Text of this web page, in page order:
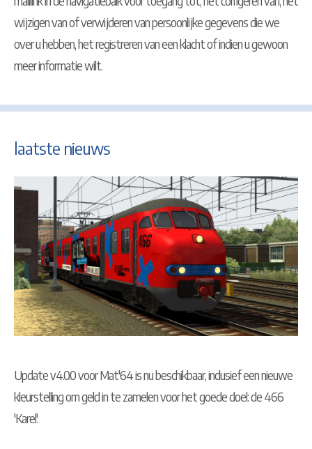
wijzigen van of verwijderen van persoonlijke gegevens die we
over u hebben, het registreren van een klacht of indien u gewoon
meer informatie wilt.
laatste nieuws
Update v4.0.0 voor Mat'64 is nu beschikbaar, inclusief een nieuwe
kleurstelling om geld in te zamelen voor het goede doel: de 466
'Karel'.